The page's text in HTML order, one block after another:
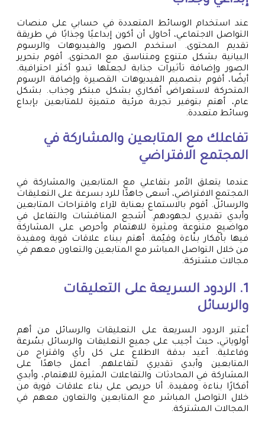
عند استخدام الوسائط المتعددة في حسابي على منصات
التواصل الاجتماعي، أحاول أن أكون إبداعيًا وجذابًا في طريقة
تقديم المحتوى. استخدم الصور والفيديوهات والرسوم
البيانية بشكل متنوع ومتناسق مع المحتوى. أقوم بتحرير
الصور وإضافة تأثيرات جذابة لجعلها تبدو أكثر احترافية.
أيضًا، أقوم بتصميم الفيديوهات القصيرة وإضافة الرسوم
المتحركة لاستعراض أفكاري بشكل مبتكر وجذاب. بشكل
عام، أهتم بتوفير تجربة مرئية متميزة للمتابعين بإبداع
وسائط متعددة.
تفاعلك مع المتابعين والمشاركة في
المجتمع الافتراضي
عندما يتعلق الأمر بتفاعلي مع المتابعين والمشاركة في
المجتمع الافتراضي، أسعى جاهدًا للرد بسرعة على التعليقات
والرسائل. أقوم بالاستماع بعناية لآراء واقتراحات المتابعين
وأبدي تقديري لجهودهم. أشجع المناقشات والتفاعل في
مواضيع متنوعة ومثيرة للاهتمام وأحرص على المشاركة
فيها بأفكار بنّاءة وقيّمة. أهتم ببناء علاقات قوية ومفيدة
من خلال التواصل المباشر مع المتابعين والتعاون معهم في
مجالات مشتركة.
1. الردود السريعة على التعليقات
والرسائل
أعتبر الردود السريعة على التعليقات والرسائل من أهم
أولوياتي، حيث أجيب على جميع التعليقات والرسائل بسُرعة
وفاعلية. أعيد بدقة الاطلاع على كل رأي واقتراح من
المتابعين وأبدي تقديري لتفاعلهم. أعمل جاهدًا على
المشاركة في المحادثات والتفاعلات المثيرة للاهتمام، وأبدي
أفكارًا بناءة ومفيدة. أنا حريص على بناء علاقات قوية من
خلال التواصل المباشر مع المتابعين والتعاون معهم في
المجالات المشتركة.